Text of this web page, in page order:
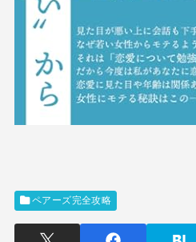
ペアーズ完全攻略